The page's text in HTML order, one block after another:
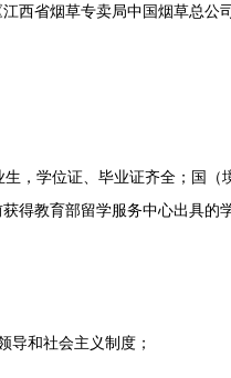
省烟草专卖局中国烟草总公
学位证、毕业证齐全；国（
得教育部留学服务中心出具的
和社会主义制度；